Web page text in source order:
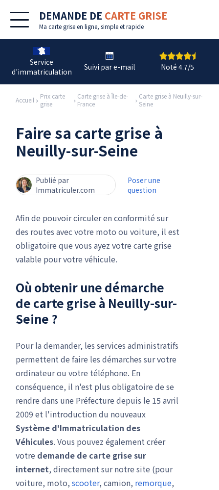
DEMANDE DE CARTE GRISE
Ma carte grise en ligne, simple et rapide
Service
d'immatriculation
Suivi par e-mail Noté 4.7/5
Accueil
Prix carte
grise
Carte grise à Île-de-
France
Carte grise à Neuilly-sur-
Seine
Faire sa carte grise à
Neuilly-sur-Seine
Publié par
Immatriculer.com
Poser une
question
Afin de pouvoir circuler en conformité sur
des routes avec votre moto ou voiture, il est
obligatoire que vous ayez votre carte grise
valable pour votre véhicule.
Où obtenir une démarche
de carte grise à Neuilly-sur-
Seine ?
Pour la demander, les services administratifs
permettent de faire les démarches sur votre
ordinateur ou votre téléphone. En
conséquence, il n'est plus obligatoire de se
rendre dans une Préfecture depuis le 15 avril
2009 et l'introduction du nouveaux
Système d'Immatriculation des
Véhicules. Vous pouvez également créer
votre demande de carte grisesur
internet, directement sur notre site (pour
voiture, moto, scooter, camion, remorque,